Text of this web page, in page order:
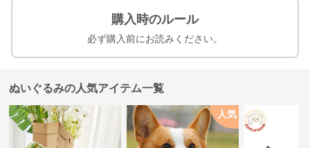
購入時のルール
必ず購入前にお読みください。
ぬいぐるみの人気アイテム一覧
人気